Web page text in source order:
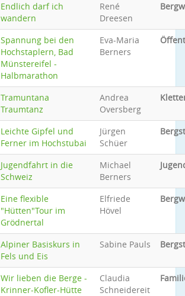
Endlich darf ich
wandern
René
Dreesen
Spannung bei den
Hochstaplern, Bad
Münstereifel -
Halbmarathon
Eva-Maria
Berners
Tramuntana
Traumtanz
Andrea
Oversberg
Leichte Gipfel und
Ferner im Hochstubai
Jürgen
Schüer
Jugendfahrt in die
Schweiz
Michael
Berners
Eine flexible
"Hütten"Tour im
Grödnertal
Elfriede
Hövel
Alpiner Basiskurs in
Fels und Eis
Sabine Pauls
Wir lieben die Berge -
Krinner-Kofler-Hütte
Claudia
Schneidereit